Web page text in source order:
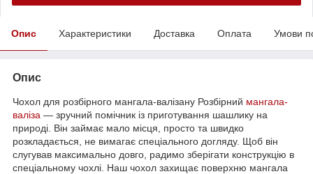
Опис Характеристики Доставка Оплата Умови
Опис
Чохол для розбірного мангала-валізану Розбірний мангала-
валіза — зручний помічник із приготування шашлику на
природі. Він займає мало місця, просто та швидко
розкладається, не вимагає спеціального догляду. Щоб він
слугував максимально довго, радимо зберігати конструкцію в
спеціальному чохлі. Наш чохол захищає поверхню мангала